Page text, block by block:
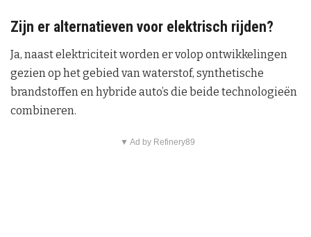
Zijn er alternatieven voor elektrisch rijden?
Ja, naast elektriciteit worden er volop ontwikkelingen
gezien op het gebied van waterstof, synthetische
brandstoffen en hybride auto’s die beide technologieën
combineren.
▼ Ad by Refinery89